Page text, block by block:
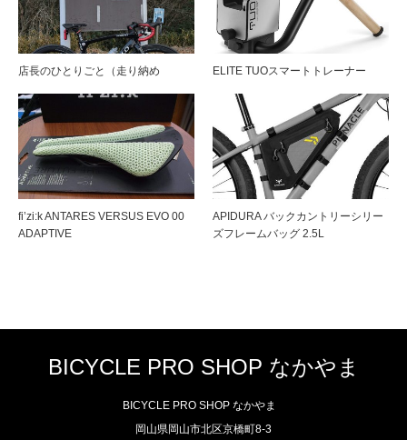
店長のひとりごと（走り納め ELITE TUOスマートトレーナー
fi’zi:k ANTARES VERSUS EVO 00
ADAPTIVE
APIDURA バックカントリーシリー
ズフレームバッグ 2.5L
BICYCLE PRO SHOP なかやま
BICYCLE PRO SHOP なかやま
岡山県岡山市北区京橋町8-3